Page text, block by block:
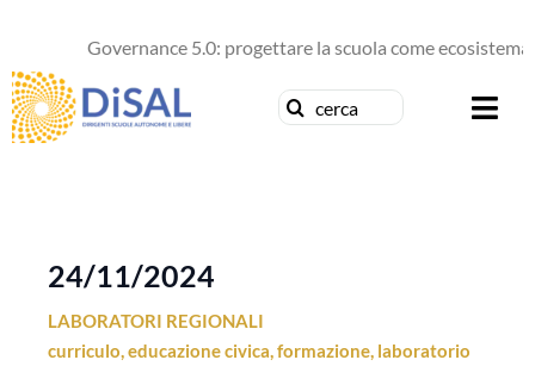
contenuto
Governance 5.0: progettare la scuola come ecosistema
Cerca
Formazione
24/11/2024
LABORATORI REGIONALI
curriculo,educazione civica,formazione, laboratorio